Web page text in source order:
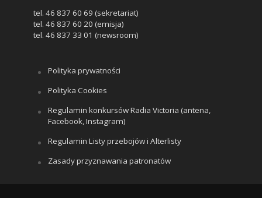
tel. 46 837 60 69 (sekretariat)
tel. 46 837 60 20 (emisja)
tel. 46 837 33 01 (newsroom)
Polityka prywatności
Polityka Cookies
Regulamin konkursów Radia Victoria (antena,
Facebook, Instagram)
Regulamin Listy przebojów i Alterlisty
Zasady przyznawania patronatów